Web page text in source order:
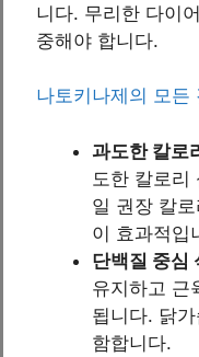
니다. 무리한 다이
중해야 합니다.
나토키나제의 모든
과도한 칼로
도한 칼로리
일 권장 칼
이 효과적입
단백질 중심
유지하고 근
됩니다. 닭
함합니다.